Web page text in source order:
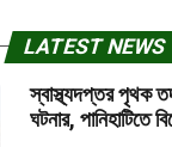
LATEST NEWS
স্বাস্থ্যদপ্তর পৃথক
ঘটনার, পানিহাটিতে